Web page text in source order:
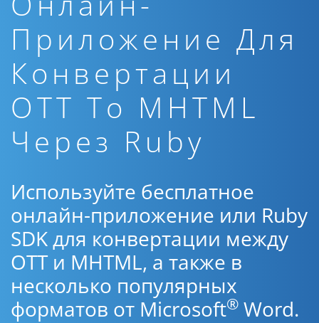
Приложение Для
Конвертации
OTT To MHTML
Через Ruby
Используйте бесплатное
онлайн-приложение или Ruby
SDK для конвертации между
OTT и MHTML, а также в
несколько популярных
форматов от Microsoft® Word.